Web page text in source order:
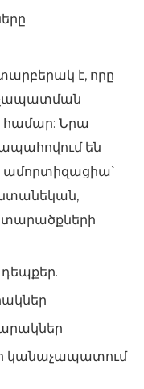
է, որը
համար: Նրա
են
ամորտիզացիա՝
կանաչապատում